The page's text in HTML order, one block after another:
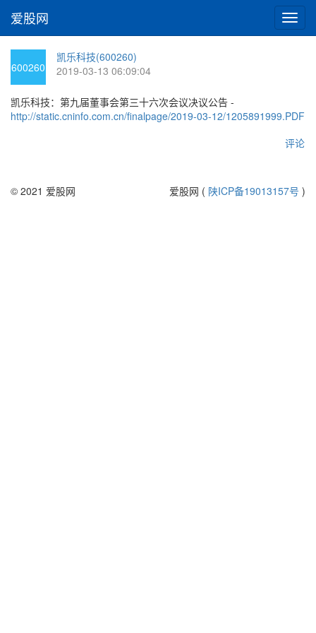
切
换
爱股网
600260
凯乐科技(600260)
2019-03-13 06:09:04
凯乐科技：第九届董事会第三十六次会议决议公告 -
http://static.cninfo.com.cn/finalpage/2019-03-12/1205891999.PDF
评论
© 2021 爱股网 爱股网 ( 陕ICP备19013157号 )